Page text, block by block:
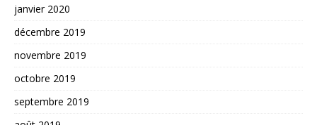
janvier 2020
décembre 2019
novembre 2019
octobre 2019
septembre 2019